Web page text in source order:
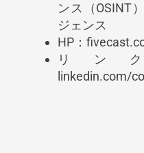
ンス（OSINT
ジェンス
HP：
リン
linkedin.com/